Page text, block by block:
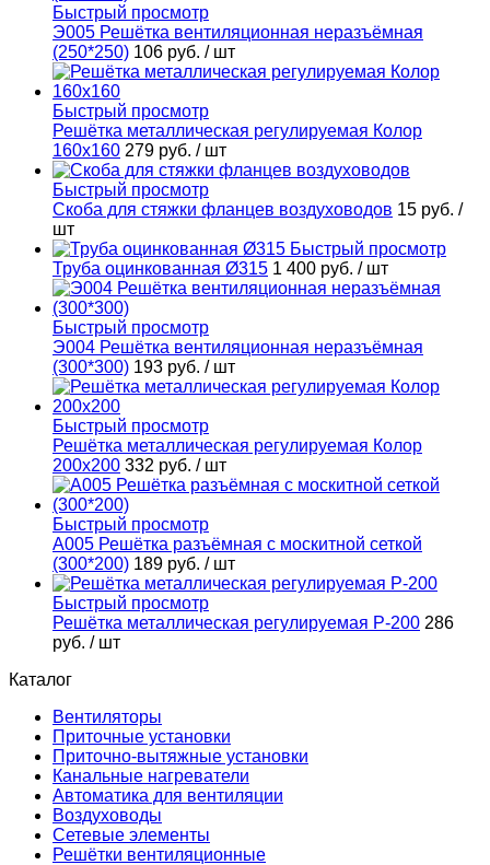
Быстрый просмотр
Э005 Решётка вентиляционная неразъёмная
(250*250) 106 руб. / шт
Быстрый просмотр
Решётка металлическая регулируемая Колор
160х160 279 руб. / шт
Быстрый просмотр
Скоба для стяжки фланцев воздуховодов 15 руб. /
шт
Быстрый просмотр
Труба оцинкованная Ø315 1 400 руб. / шт
Быстрый просмотр
Э004 Решётка вентиляционная неразъёмная
(300*300) 193 руб. / шт
Быстрый просмотр
Решётка металлическая регулируемая Колор
200х200 332 руб. / шт
Быстрый просмотр
А005 Решётка разъёмная с москитной сеткой
(300*200) 189 руб. / шт
Быстрый просмотр
Решётка металлическая регулируемая Р-200 286
руб. / шт
Каталог
Вентиляторы
Приточные установки
Приточно-вытяжные установки
Канальные нагреватели
Автоматика для вентиляции
Воздуховоды
Сетевые элементы
Решётки вентиляционные